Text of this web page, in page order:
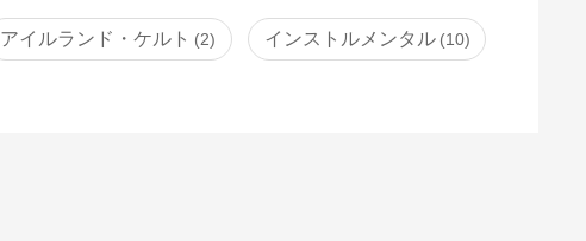
アイルランド・ケルト 2 インストルメンタル 10